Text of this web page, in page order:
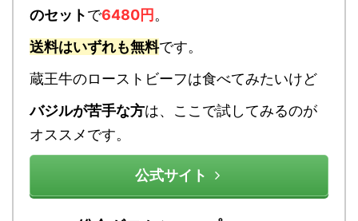
のセットで6480円 。
送料はいずれも無料です。
蔵王牛のローストビーフは食べてみたいけど
バジルが苦手な方は、ここで試してみるのが
オススメです。
公式サイト